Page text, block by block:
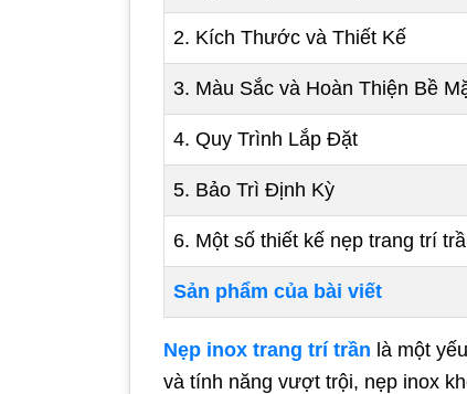
2. Kích Thước và Thiết Kế
3. Màu Sắc và Hoàn Thiện Bề
4. Quy Trình Lắp Đặt
5. Bảo Trì Định Kỳ
6. Một số thiết kế nẹp trang trí
Sản phẩm của bài viết
Nẹp inox trang trí trần là một
và tính năng vượt trội, nẹp inox